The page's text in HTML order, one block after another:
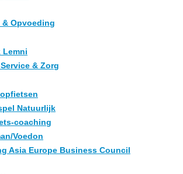
& Opvoeding
Lemni
& Zorg
Natuurlijk
coaching
Voedon
Asia Europe Business Council